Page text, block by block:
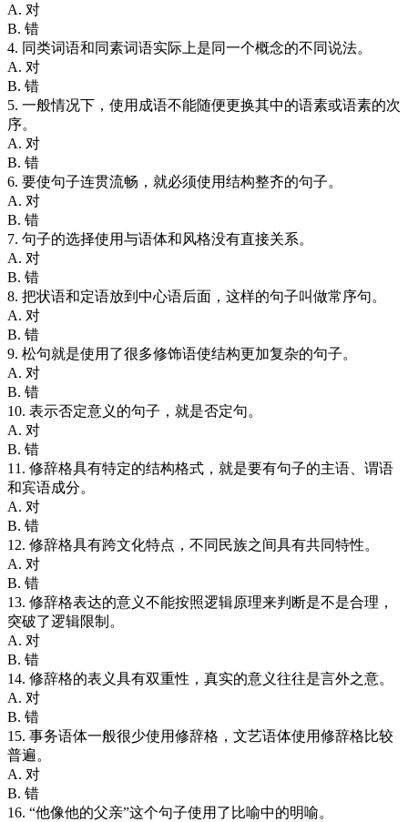
A. 对
B. 错
4. 同类词语和同素词语实际上是同一个概念的不同说法。
A. 对
B. 错
5. 一般情况下，使用成语不能随便更换其中的语素或语素的次
序。
A. 对
B. 错
6. 要使句子连贯流畅，就必须使用结构整齐的句子。
A. 对
B. 错
7. 句子的选择使用与语体和风格没有直接关系。
A. 对
B. 错
8. 把状语和定语放到中心语后面，这样的句子叫做常序句。
A. 对
B. 错
9. 松句就是使用了很多修饰语使结构更加复杂的句子。
A. 对
B. 错
10. 表示否定意义的句子，就是否定句。
A. 对
B. 错
11. 修辞格具有特定的结构格式，就是要有句子的主语、谓语
和宾语成分。
A. 对
B. 错
12. 修辞格具有跨文化特点，不同民族之间具有共同特性。
A. 对
B. 错
13. 修辞格表达的意义不能按照逻辑原理来判断是不是合理，
突破了逻辑限制。
A. 对
B. 错
14. 修辞格的表义具有双重性，真实的意义往往是言外之意。
A. 对
B. 错
15. 事务语体一般很少使用修辞格，文艺语体使用修辞格比较
普遍。
A. 对
B. 错
16. “他像他的父亲”这个句子使用了比喻中的明喻。